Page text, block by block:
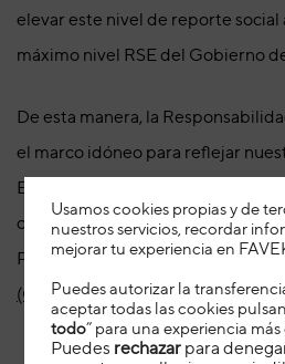
elevar este nivel de reporte social
máximo nivel RSE del Gobierno
De esta manera, la
el marco idóneo para reflejar
Este Sello RSA es solo el primer
compromiso a largo plazo
Pacto Mundial deObjetivos de
(ODS)de las Naciones Unidas.
Usamos cookies propias y de
nuestros servicios, recordar
mejorar tu experiencia en
Puedes autorizar la
aceptar todas las cookies
todo” para una experiencia
Puedes rechazar para